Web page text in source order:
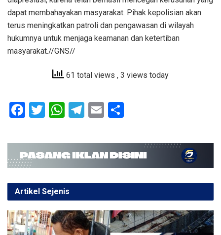
dapat membahayakan masyarakat. Pihak kepolisian akan
terus meningkatkan patroli dan pengawasan di wilayah
hukumnya untuk menjaga keamanan dan ketertiban
masyarakat.//GNS//
61 total views , 3 views today
F
ce
b
o
o
k
T
tt
er
W
at
s
A
p
p
T
e
gr
a
m
E
ail ar
e
Artikel Sejenis